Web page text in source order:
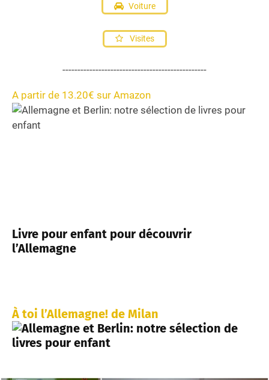
Voiture
Visites
------------------------------------------------
A partir de 13.20€ sur Amazon
Livre pour enfant pour découvrir
l’Allemagne
À toi l’Allemagne! de Milan